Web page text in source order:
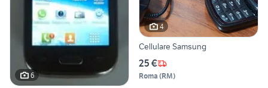
6
4
Cellulare Samsung
25 €
Roma (RM)